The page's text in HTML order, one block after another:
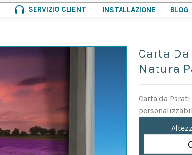
SERVIZIO CLIENTI INSTALLAZIONE BLOG
Carta
Natura
Carta da